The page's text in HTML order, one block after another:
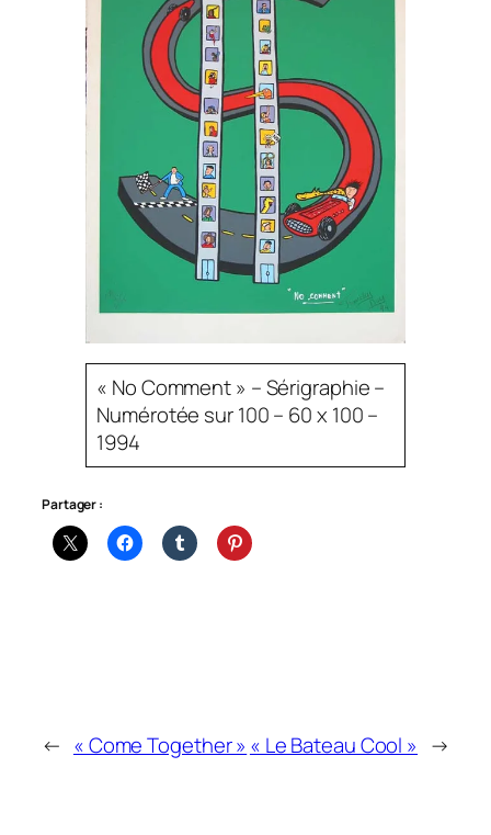
« No Comment » – Sérigraphie –
Numérotée sur 100 – 60 x 100 –
1994
Partager :
← « Come Together » « Le Bateau Cool » →